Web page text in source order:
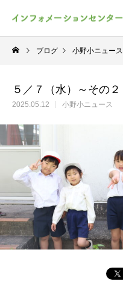
ブログ 小野小ニュース
５／７（水）～その２
2025.05.12 小野小ニュース